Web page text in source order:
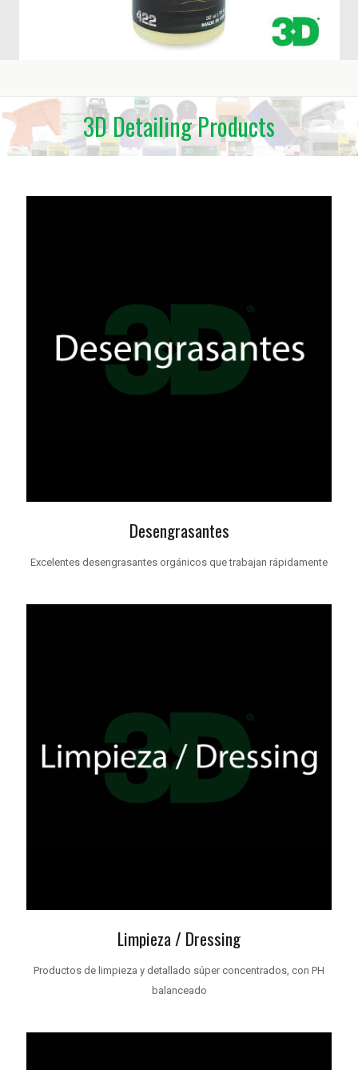
3DDetailingProducts
Desengrasantes
Excelentes desengrasantes orgánicos que trabajan rápidamente
Limpieza / Dressing
Productos de limpieza y detallado súper concentrados, con PH
balanceado